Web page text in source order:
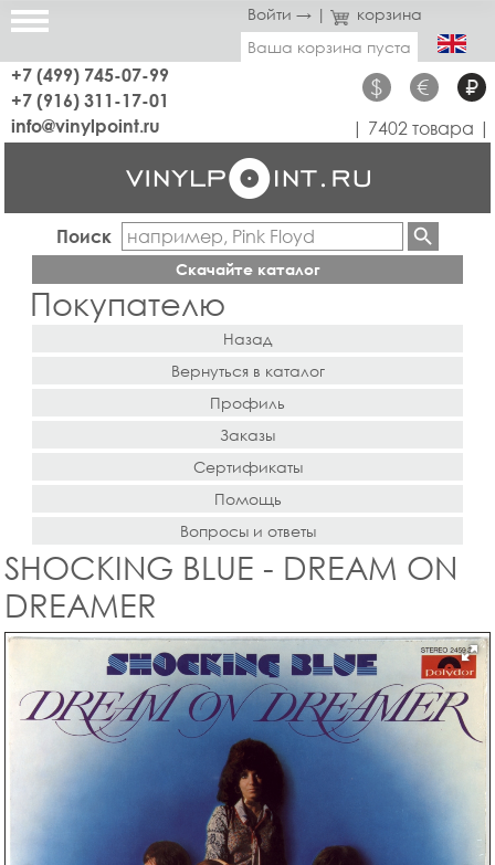
Войти → |
корзина
Ваша корзина пуста
+7 (499) 745-07-99
+7 (916) 311-17-01
$ € ₽
info@vinylpoint.ru | 7402 товара |
Поиск
Скачайте каталог
Покупателю
Назад
Вернуться в каталог
Профиль
Заказы
Сертификаты
Помощь
Вопросы и ответы
SHOCKING BLUE - DREAM ON
DREAMER